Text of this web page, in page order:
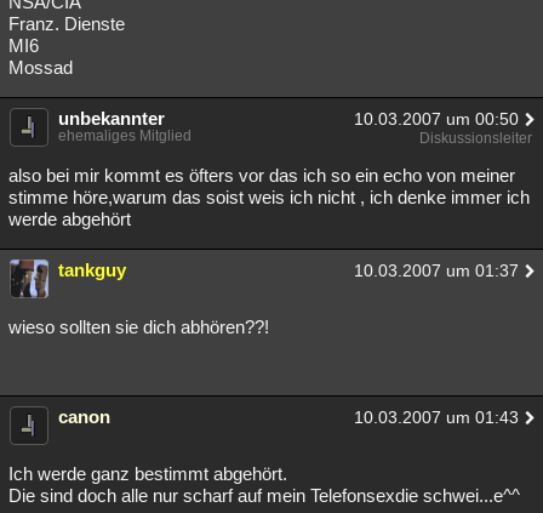
Franz. Dienste
MI6
Mossad
unbekannter 10.03.2007 um 00:50
ehemaliges Mitglied Diskussionsleiter
also bei mir kommt es öfters vor das ich so ein echo von meiner
stimme höre,warum das soist weis ich nicht , ich denke immer ich
werde abgehört
tankguy 10.03.2007 um 01:37
wieso sollten sie dich abhören??!
canon 10.03.2007 um 01:43
Ich werde ganz bestimmt abgehört.
Die sind doch alle nur scharf auf mein Telefonsexdie schwei...e^^